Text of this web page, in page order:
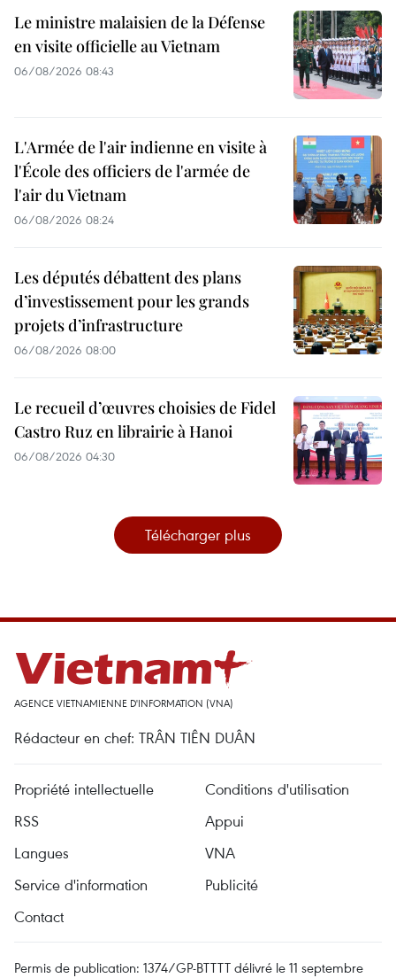
Le ministre malaisien de la Défense
en visite officielle au Vietnam
06/08/2026 08:43
L'Armée de l'air indienne en visite à
l'École des officiers de l'armée de
l'air du Vietnam
06/08/2026 08:24
Les députés débattent des plans
d’investissement pour les grands
projets d’infrastructure
06/08/2026 08:00
Le recueil d’œuvres choisies de Fidel
Castro Ruz en librairie à Hanoi
06/08/2026 04:30
Télécharger plus
AGENCE VIETNAMIENNE D'INFORMATION (VNA)
Rédacteur en chef: TRÂN TIÊN DUÂN
Propriété intellectuelle
Conditions d'utilisation
RSS
Appui
Langues
VNA
Service d'information
Publicité
Contact
Permis de publication: 1374/GP-BTTTT délivré le 11 septembre